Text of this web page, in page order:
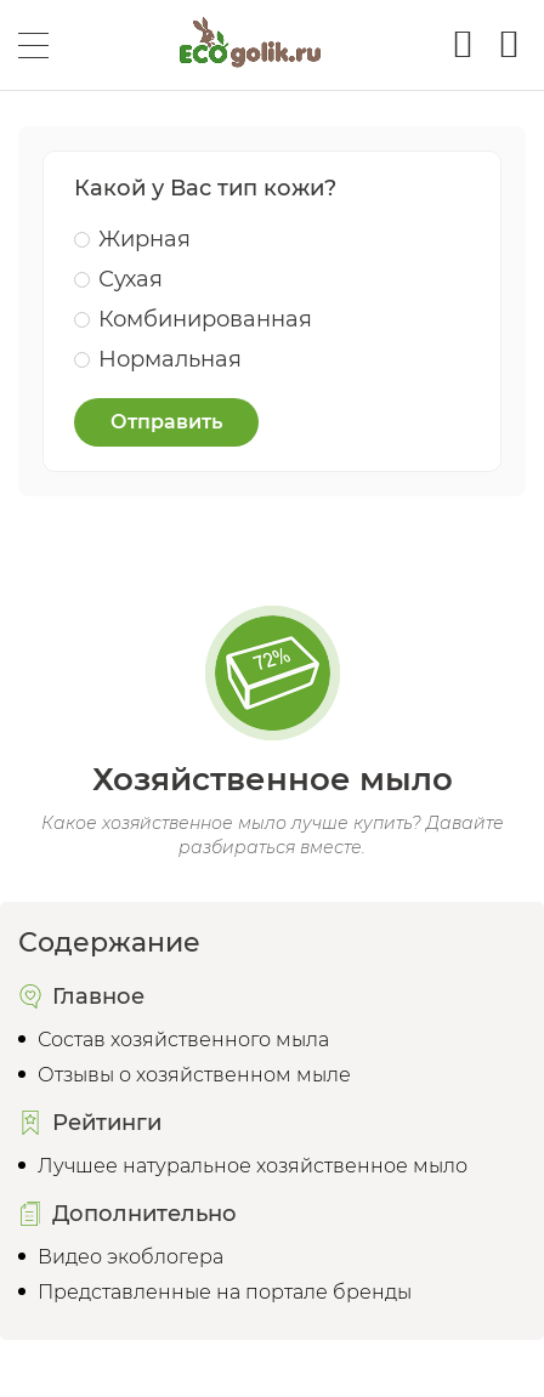
Какой у Вас тип кожи?
Жирная
Сухая
Комбинированная
Нормальная
Отправить
Хозяйственное мыло
Какое хозяйственное мыло лучше купить? Давайте
разбираться вместе.
Содержание
Главное
Состав хозяйственного мыла
Отзывы о хозяйственном мыле
Рейтинги
Лучшее натуральное хозяйственное мыло
Дополнительно
Видео экоблогера
Представленные на портале бренды